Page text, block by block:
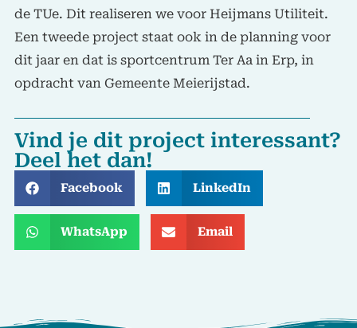
de TUe. Dit realiseren we voor Heijmans Utiliteit.
Een tweede project staat ook in de planning voor
dit jaar en dat is sportcentrum Ter Aa in Erp, in
opdracht van Gemeente Meierijstad.
Vind je dit project interessant?
Deel het dan!
Facebook LinkedIn
WhatsApp Email